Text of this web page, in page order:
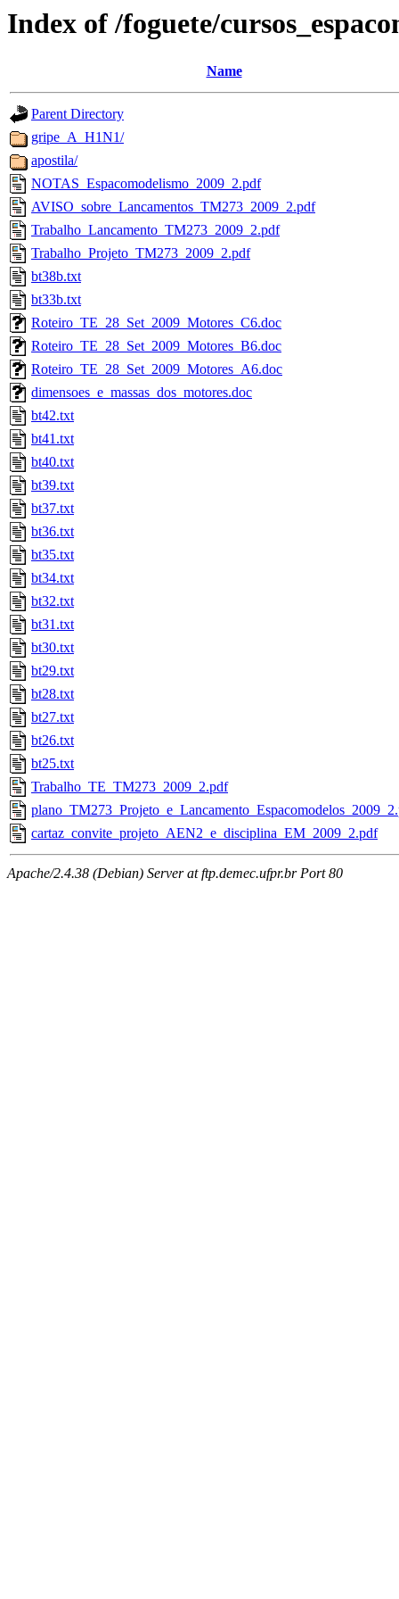
Index of /foguete/
Name
Parent Directory
gripe_A_H1N1/
apostila/
NOTAS_Espacomodelismo_2009_2.pdf
AVISO_sobre_Lancamentos_TM273_2009_2.pdf
Trabalho_Lancamento_TM273_2009_2.pdf
Trabalho_Projeto_TM273_2009_2.pdf
bt38b.txt
bt33b.txt
Roteiro_TE_28_Set_2009_Motores_C6.doc
Roteiro_TE_28_Set_2009_Motores_B6.doc
Roteiro_TE_28_Set_2009_Motores_A6.doc
dimensoes_e_massas_dos_motores.doc
bt42.txt
bt41.txt
bt40.txt
bt39.txt
bt37.txt
bt36.txt
bt35.txt
bt34.txt
bt32.txt
bt31.txt
bt30.txt
bt29.txt
bt28.txt
bt27.txt
bt26.txt
bt25.txt
Trabalho_TE_TM273_2009_2.pdf
cartaz_convite_projeto_AEN2_e_disciplina_EM_2009_2.pdf
Apache/2.4.38 (Debian) Server at ftp.demec.ufpr.br Port 80